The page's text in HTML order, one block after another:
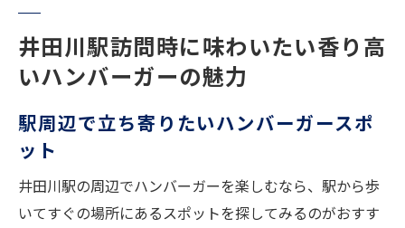
井田川駅訪問時に味わいたい香り高
いハンバーガーの魅力
駅周辺で立ち寄りたいハンバーガースポ
ット
井田川駅の周辺でハンバーガーを楽しむなら、駅から歩
いてすぐの場所にあるスポットを探してみるのがおすす